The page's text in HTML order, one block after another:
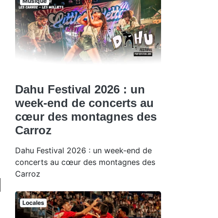
Dahu Festival 2026 : un
week-end de concerts au
cœur des montagnes des
Carroz
Dahu Festival 2026 : un week-end de
concerts au cœur des montagnes des
Carroz
Locales